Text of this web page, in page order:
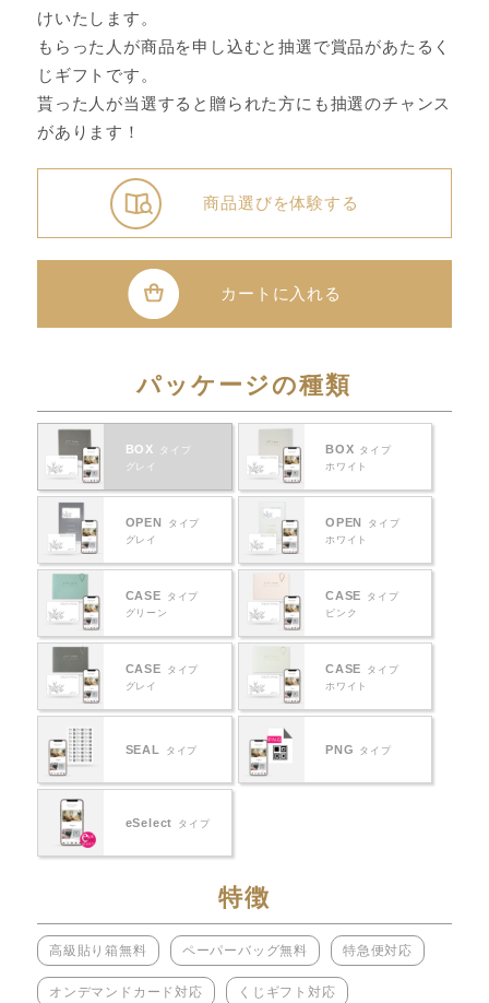
商品選びを体験する
けいたします。
もらった人が商品を申し込むと抽選で賞品があたるく
じギフトです。
貰った人が当選すると贈られた方にも抽選のチャンス
があります！
カートに入れる
パッケージの種類
BOX
タイプ
グレイ
BOX タイプ
ホワイト
OPEN
タイプ
グレイ
OPEN
タイプ
ホワイト
CASE
タイプ
グリーン
CASE
タイプ
ピンク
CASE
タイプ
グレイ
CASE
タイプ
ホワイト
SEAL タイプ PNG タイプ
eSelect タイプ
特徴
高級貼り箱無料 ペーパーバッグ無料 特急便対応
オンデマンドカード対応 くじギフト対応